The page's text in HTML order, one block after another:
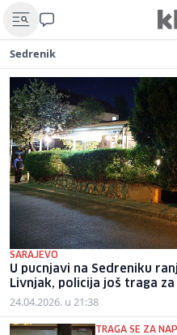
Sedrenik
SARAJEVO
U pucnjavi na Sedreniku
Livnjak, policija još traga za
24.04.2026. u 21:38
TRAGA SE ZA